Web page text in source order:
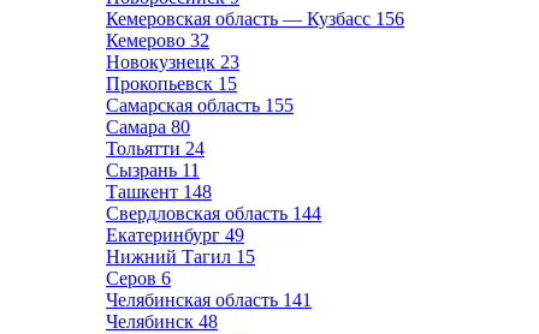
Кемеровская область — Кузбасс 156
Кемерово 32
Новокузнецк 23
Прокопьевск 15
Самарская область 155
Самара 80
Тольятти 24
Сызрань 11
Ташкент 148
Свердловская область 144
Екатеринбург 49
Нижний Тагил 15
Серов 6
Челябинская область 141
Челябинск 48